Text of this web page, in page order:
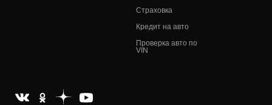
Страховка
Кредит на авто
Проверка авто по
VIN